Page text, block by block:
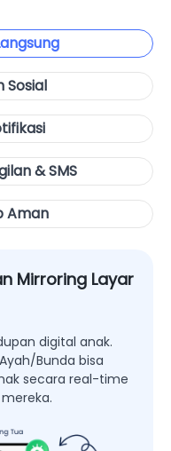
Sosial
& SMS
Aman
Mirroring Layar
digital anak.
Bunda bisa
secara real-time